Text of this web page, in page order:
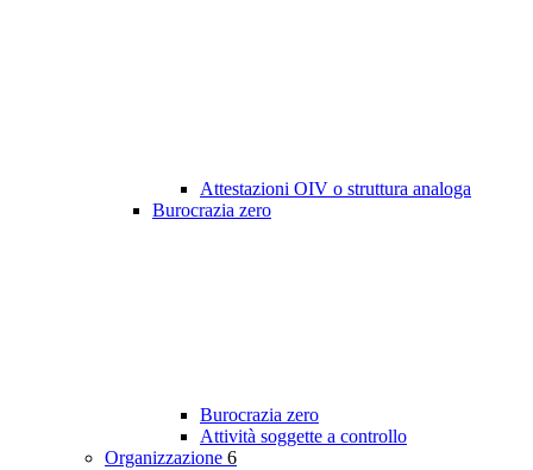
Attestazioni OIV o struttura analoga
Burocrazia zero
Burocrazia zero
Attività soggette a controllo
Organizzazione 6